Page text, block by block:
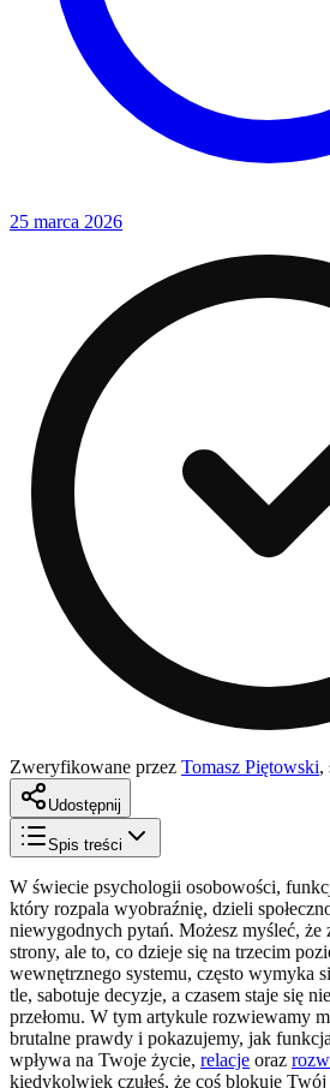
25 marca 2026
Zweryfikowane przez Tomasz Piętowski,
Udostępnij
Spis treści
W świecie psychologii osobowości,
który rozpala wyobraźnię, dzieli
niewygodnych pytań. Możesz myśleć, że
strony, ale to, co dzieje się na trzecim
wewnętrznego systemu, często wymyka
tle, sabotuje decyzje, a czasem staje się
przełomu. W tym artykule rozwiewamy
brutalne prawdy i pokazujemy, jak
wpływa na Twoje życie, relacje oraz
kiedykolwiek czułeś, że coś blokuje